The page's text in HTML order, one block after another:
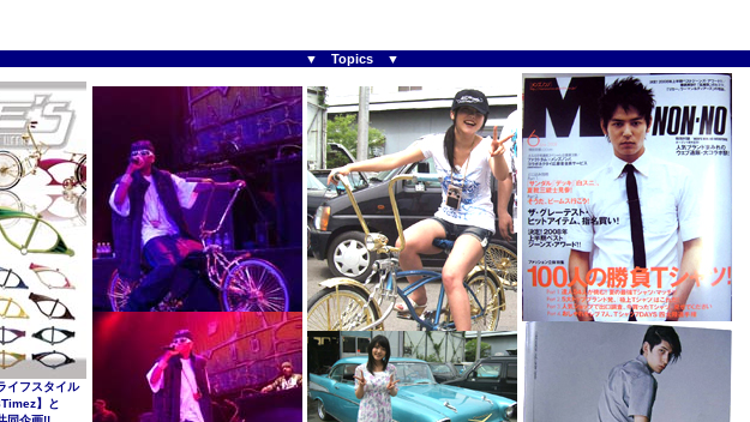
▼ Topics ▼
イフスタイル
】と